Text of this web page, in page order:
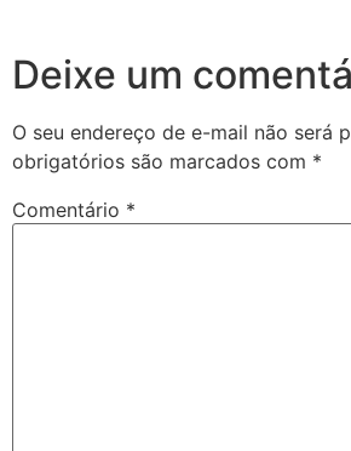
Deixe um
O seu endereço de e-mail não será
obrigatórios são marcados com *
Comentário *